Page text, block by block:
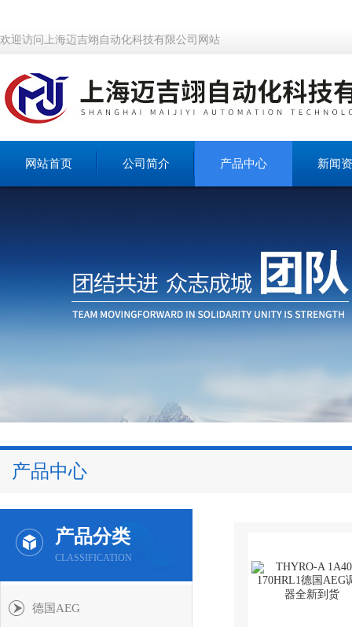
欢迎访问上海迈吉翊自动化科技有限公司网站
网站首页 公司简介 产品中心 新闻
产品中心
产品分类
CLASSIFICATION
德国AEG